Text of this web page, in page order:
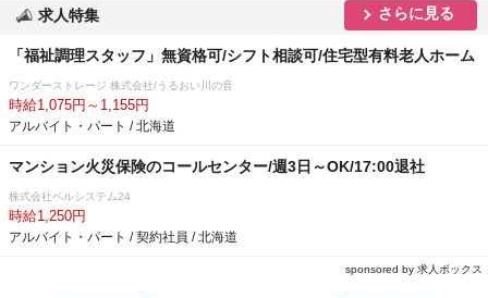
求人特集 さらに見る
「福祉調理スタッフ」無資格可/シフト相談可/住宅型有料老人ホーム
ワンダーストレージ 株式会社/うるおい川の音
時給1,075円～1,155円
アルバイト・パート / 北海道
マンション火災保険のコールセンター/週3日～OK/17:00退社
株式会社ベルシステム24
時給1,250円
アルバイト・パート / 契約社員 / 北海道
sponsored by 求人ボックス